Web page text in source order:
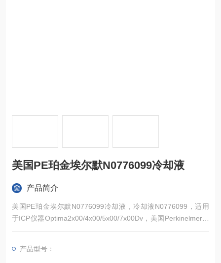
美国PE珀金埃尔默N0776099冷却液
产品简介
美国PE珀金埃尔默N0776099冷却液，冷却液N0776099，适用
于ICP仪器Optima2x00/4x00/5x00/7x00Dv，美国Perkinelmer耗
材优惠*中，产品*，常备现货，欢迎新老顾客来电详询。
产品型号：